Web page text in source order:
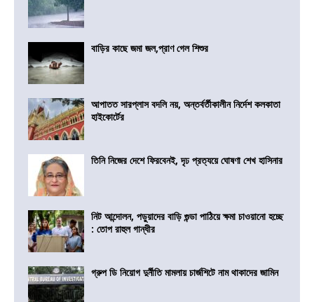
বাড়ির কাছে জমা জল,প্রাণ গেল শিশুর
আপাতত সারপ্লাস বদলি নয়, অন্তর্বর্তীকালীন নির্দেশ কলকাতা
হাইকোর্টের
তিনি নিজের দেশে ফিরবেনই, দৃঢ প্রত্যয়ে ঘোষণা শেখ হাসিনার
নিট আন্দোলন, পড়ুয়াদের বাড়ি গুন্ডা পাঠিয়ে ক্ষমা চাওয়ানো হচ্ছে
: তোপ রাহুল গান্ধীর
গ্রুপ ডি নিয়োগ দুর্নীতি মামলায় চার্জশিটে নাম থাকাদের জামিন